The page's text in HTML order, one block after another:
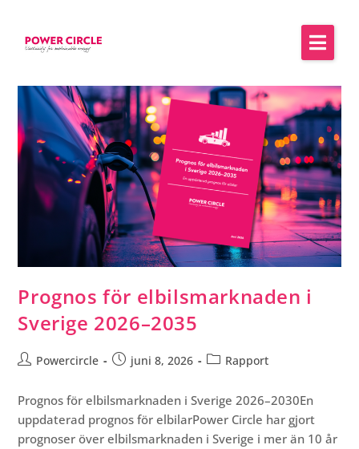
Prognos för elbilsmarknaden i
Sverige 2026–2035
Powercircle juni 8, 2026 Rapport
Prognos för elbilsmarknaden i Sverige 2026–2030En
uppdaterad prognos för elbilarPower Circle har gjort
prognoser över elbilsmarknaden i Sverige i mer än 10 år